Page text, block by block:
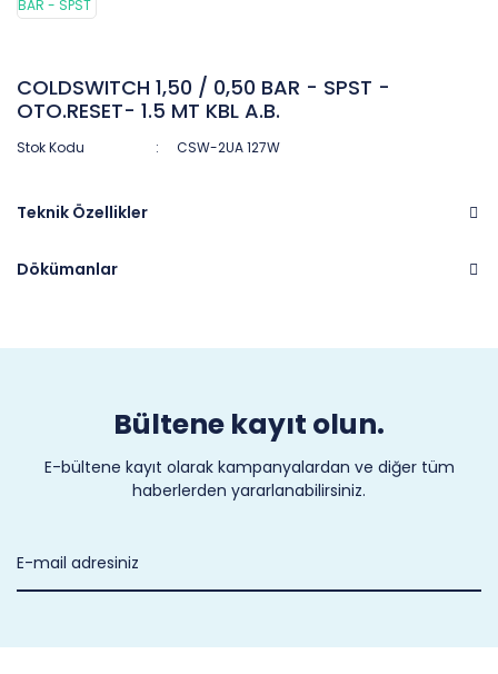
COLDSWITCH 1,50 / 0,50 BAR - SPST -
OTO.RESET- 1.5 MT KBL A.B.
Stok Kodu CSW-2UA 127W
Teknik Özellikler
Dökümanlar
Bültene kayıt olun.
E-bültene kayıt olarak kampanyalardan ve diğer tüm
haberlerden yararlanabilirsiniz.